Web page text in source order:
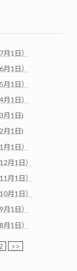
1日）
1日）
1日）
1日）
月1日)
月1日)
1日）
月1日）
月1日）
月1日）
1日）
1日）
>>